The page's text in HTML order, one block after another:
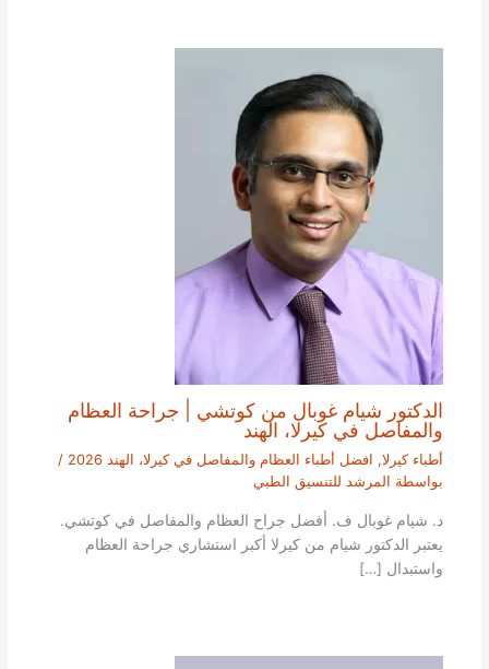
الدكتور شيام غوبال من كوتشي | جراحة العظام
والمفاصل في كيرلا، الهند
أطباء كيرلا, افضل أطباء العظام والمفاصل في كيرلا، الهند 2026
/
بواسطة المرشد للتنسيق الطبي
د. شيام غوبال ف. أفضل جراح العظام والمفاصل في كوتشي.
يعتبر الدكتور شيام من كيرلا أكبر استشاري جراحة العظام
واستبدال […]